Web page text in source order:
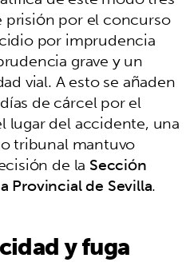
prisión por el concurso
por imprudencia
grave y un
vial. A esto se añaden
de cárcel por el
lugar del accidente, una
tribunal mantuvo
de la Sección
Provincial de Sevilla.
y fuga